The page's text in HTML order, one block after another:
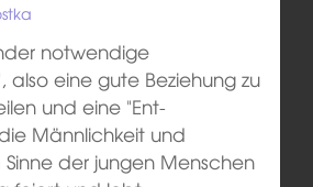
notwendige
also eine gute Beziehung zu
und eine "Ent-
Männlichkeit und
der jungen Menschen